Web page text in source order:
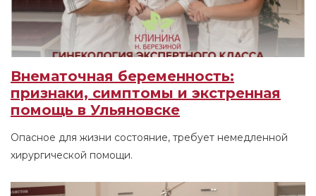
Внематочная беременность:
признаки, симптомы и экстренная
помощь в Ульяновске
Опасное для жизни состояние, требует немедленной
хирургической помощи.